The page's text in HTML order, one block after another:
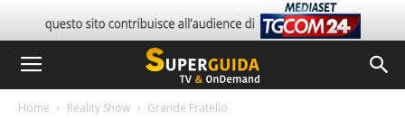
Home Reality Show Grande Fratello